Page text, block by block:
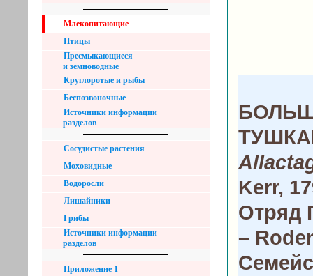
Млекопитающие
Птицы
Пресмыкающиеся
и земноводные
Круглоротые и рыбы
Беспозвоночные
Источники информации
разделов
Сосудистые растения
Моховидные
Водоросли
Лишайники
Грибы
Источники информации
разделов
Приложение 1
Kerr,
Отряд
–